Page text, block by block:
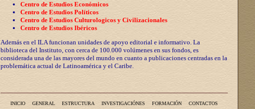
Centro de Estudios Económicos
Centro de Estudios Políticos
Centro de Estudios Culturologicos y Civilizacionales
Centro de Estudios Ibéricos
Además en el ILA funcionan unidades de apoyo editorial e informativo. La
biblioteca del Instituto, con cerca de 100.000 volúmenes en sus fondos, es
considerada una de las mayores del mundo en cuanto a publicaciones centradas en la
problemática actual de Latinoamérica y el Caribe.
INICIO GENERAL ESTRUCTURA INVESTIGACIÓNES FORMACIÓN
CONTACTOS